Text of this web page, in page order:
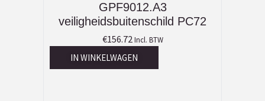
GPF9012.A3
veiligheidsbuitenschild PC72
€156.72 Incl. BTW
IN WINKELWAGEN